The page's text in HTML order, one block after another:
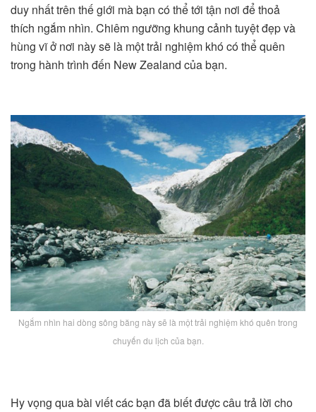
duy nhất trên thế giới mà bạn có thể tới tận nơi để thoả
thích ngắm nhìn. Chiêm ngưỡng khung cảnh tuyệt đẹp và
hùng vĩ ở nơi này sẽ là một trải nghiệm khó có thể quên
trong hành trình đến New Zealand của bạn.
Ngắm nhìn hai dòng sông băng này sẽ là một trải nghiệm khó quên trong
chuyến du lịch của bạn.
Hy vọng qua bài viết các bạn đã biết được câu trả lời cho